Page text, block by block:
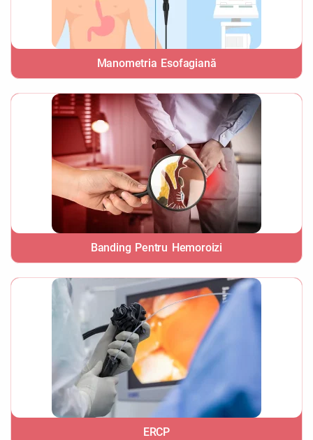
Manometria Esofagiană
Banding Pentru Hemoroizi
ERCP